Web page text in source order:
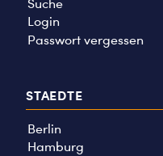
Suche
Login
Passwort vergessen
STAEDTE
Berlin
Hamburg